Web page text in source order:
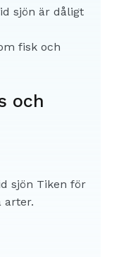
sjön är dåligt
fisk och
och
sjön Tiken för
arter.